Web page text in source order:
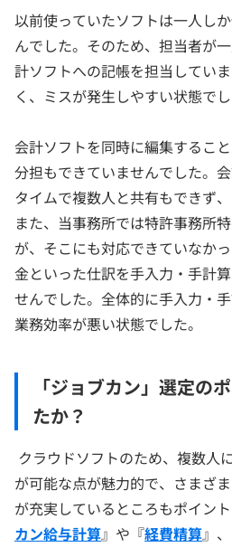
以前使っていたソフトは一人し
んでした。そのため、担当者が
計ソフトへの記帳を担当してい
く、ミスが発生しやすい状態でし
会計ソフトを同時に編集するこ
分担もできていませんでした。
タイムで複数人と共有もできず
また、当事務所では特許事務所
が、そこにも対応できていなか
金といった仕訳を手入力・手計
せんでした。全体的に手入力・
業務効率が悪い状態でした。
「ジョブカン」選定の
たか？
クラウドソフトのため、複数人
が可能な点が魅力的で、さまざ
が充実しているところもポイン
カン給与計算』や『経費精算』